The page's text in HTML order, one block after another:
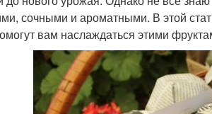
сочными и ароматными. В этой
вам наслаждаться этими